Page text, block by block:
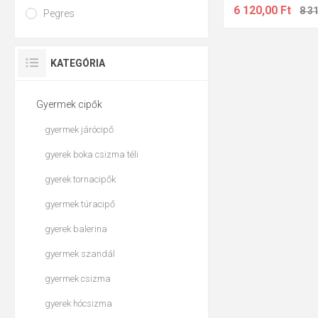
cipőknél, mivel
6 120,00 Ft 8
Pegres
KATEGÓRIA
Gyermek cipők
gyermek járócipő
gyerek boka csizma téli
gyerek tornacipők
gyermek túracipő
gyerek balerina
gyermek szandál
gyermek csizma
gyerek hócsizma